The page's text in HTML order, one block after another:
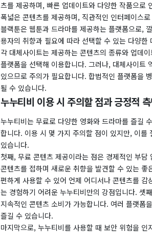
츠를 제공하며, 빠른 업데이트와 다양한 작품으로
폭넓은 콘텐츠를 제공하며, 직관적인 인터페이스
블랙툰은 웹툰과 드라마를 제공하는 플랫폼으로,
용자의 취향과 필요에 따라 선택할 수 있는 다양한
각 대체사이트는 제공하는 콘텐츠의 종류와 업데
플랫폼을 선택해 이용합니다. 그러나, 대체사이트
있으므로 주의가 필요합니다. 합법적인 플랫폼을
될 수 있습니다.
누누티비 이용 시 주의할 점과 긍정적
누누티비는 무료로 다양한 영화와 드라마를 즐길
합니다. 이용 시 몇 가지 주의할 점이 있지만, 이
있습니다.
첫째, 무료 콘텐츠 제공이라는 점은 경제적인 부
콘텐츠를 접하며 새로운 취향을 발견할 수 있는
편하게 사용할 수 있어 언제 어디서나 콘텐츠를
는 경험하기 어려운 누누티비만의 강점입니다. 셋
지속적인 콘텐츠 소비가 가능합니다. 여러 플랫폼
즐길 수 있습니다.
마지막으로, 누누티비를 사용할 때 보안 위험을